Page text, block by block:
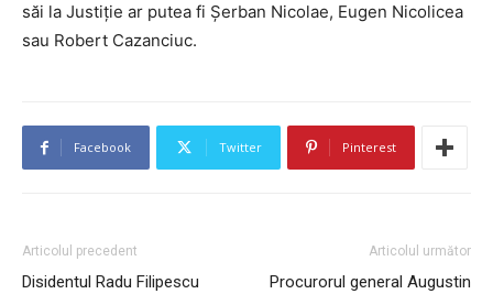
săi la Justiție ar putea fi Șerban Nicolae, Eugen Nicolicea
sau Robert Cazanciuc.
Facebook Twitter Pinterest
Articolul precedent
Disidentul Radu Filipescu
Articolul următor
Procurorul general Augustin